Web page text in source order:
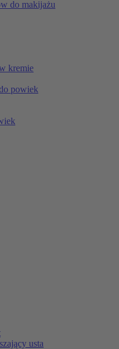
do makijażu
kremie
powiek
usta